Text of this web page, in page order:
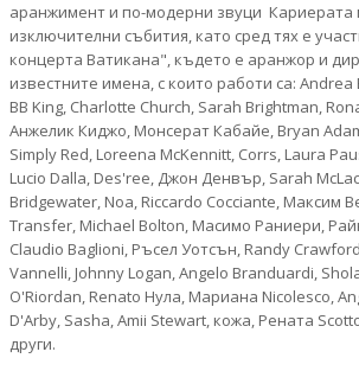
аранжимент и по-модерни звуци Кариерата
изключителни събития, като сред тях е
концерта Ватикана", където е аранжор и
известните имена, с които работи са: Andrea
BB King, Charlotte Church, Sarah Brightman,
Анжелик Киджо, Монсерат Кабайе, Bryan
Simply Red, Loreena McKennitt, Corrs, Laura
Lucio Dalla, Des'ree, Джон Денвър, Sarah
Bridgewater, Noa, Riccardo Cocciante, Максим
Transfer, Michael Bolton, Масимо Раниери,
Claudio Baglioni, Ръсел Уотсън, Randy
Vannelli, Johnny Logan, Angelo Branduardi,
O'Riordan, Renato Нула, Мариана Nicolesco,
D'Arby, Sasha, Amii Stewart, кожа, Рената
други.